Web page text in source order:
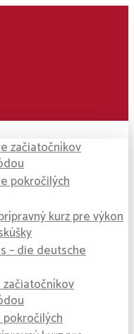
začiatočníkov
pokročilých
kurz pre výkon
– die deutsche